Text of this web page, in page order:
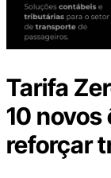
Tarifa
10 novos
reforçar